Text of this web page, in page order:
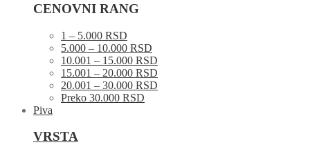
CENOVNI RANG
1 – 5.000 RSD
5.000 – 10.000 RSD
10.001 – 15.000 RSD
15.001 – 20.000 RSD
20.001 – 30.000 RSD
Preko 30.000 RSD
Piva
VRSTA